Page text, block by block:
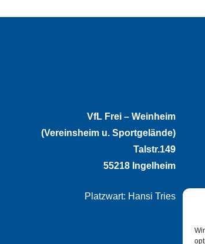
VfL Frei – Weinheim
(Vereinsheim u. Sportgelände)
Talstr.149
55218 Ingelheim
Platzwart: Hansi Tries